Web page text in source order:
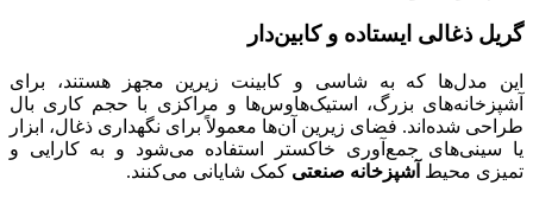
گریل ذغالی ایستاده و کابین‌دار
این مدل‌ها که به شاسی و کابینت زیرین مجهز هستند، برای
آشپزخانه‌های بزرگ، استیک‌هاوس‌ها و مراکزی با حجم کاری بال
طراحی شده‌اند. فضای زیرین آن‌ها معمولاً برای نگهداری ذغال، ابزار
یا سینی‌های جمع‌آوری خاکستر استفاده می‌شود و به کارایی و
تمیزی محیط آشپزخانه صنعتی کمک شایانی می‌کنند.